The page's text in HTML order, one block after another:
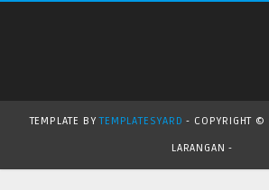
TEMPLATE BYTEMPLATESYARD - COPYRIGHT ©
LARANGAN -